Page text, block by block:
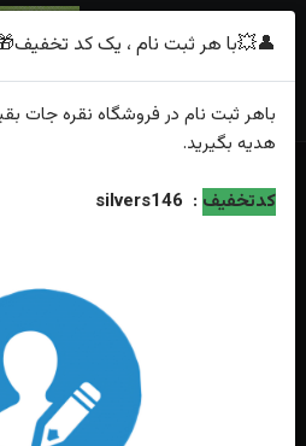
خانه فهرست محصولات
👤💥با هر ثبت نام ، یک کد
باهر ثبت نام در فروشگاه نقره جات
هدیه بگیرید.
کدتخفیف :
silvers146